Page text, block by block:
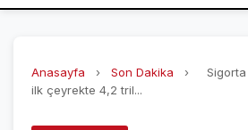
SPOR HABERLERİ
FENERBAHÇE
Anasayfa › Son Dakika ›
ilk çeyrekte 4,2 tril...